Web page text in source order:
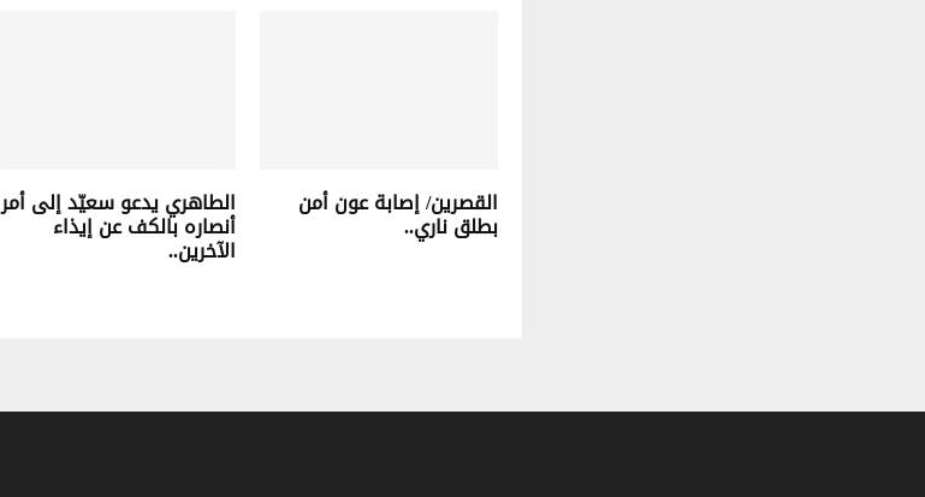
القصرين/ إصابة عون أمن
بطلق ناري..
الطاهري يدعو سعيّد إلى أمر
أنصاره بالكف عن إيذاء
الآخرين..